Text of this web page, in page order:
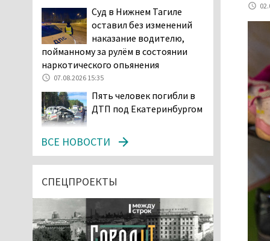
Суд в Нижнем Тагиле
оставил без изменений
наказание водителю,
пойманному за рулём в состоянии
наркотического опьянения
07.08.2026 15:35
Пять человек погибли в
ДТП под Екатеринбургом
проникли в квартиру
через балкон, чтобы
07.08.2026 14:20
В Красноуральске хитрый
водитель BMW ездил с
ВСЕ НОВОСТИ
СПЕЦПРОЕКТЫ